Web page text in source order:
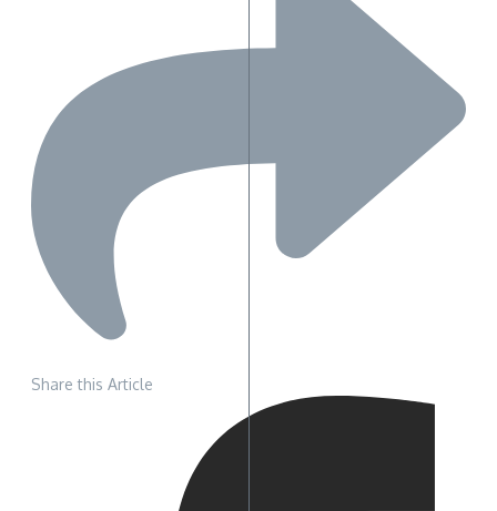
Share this Article